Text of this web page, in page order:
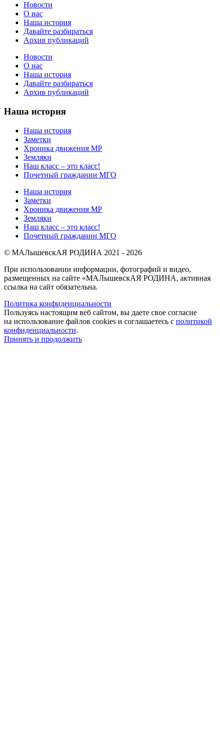
Новости
О нас
Наша история
Давайте разбираться
Архив публикаций
Новости
О нас
Наша история
Давайте разбираться
Архив публикаций
Наша история
Наша история
Заметки
Хроника движения МР
Земляки
Наш класс – это класс!
Почетный гражданин МГО
Наша история
Заметки
Хроника движения МР
Земляки
Наш класс – это класс!
Почетный гражданин МГО
© МАЛышевскАЯ РОДИНА 2021 - 2026
При использовании информации, фотографий и видео,
размещенных на сайте «МАЛышевскАЯ РОДИНА, активная
ссылка на сайт обязательна.
Политика конфиденциальности
Пользуясь настоящим веб сайтом, вы даете свое согласие
на использование файлов cookies и соглашаетесь с политикой
конфиденциальности.
Принять и продолжить